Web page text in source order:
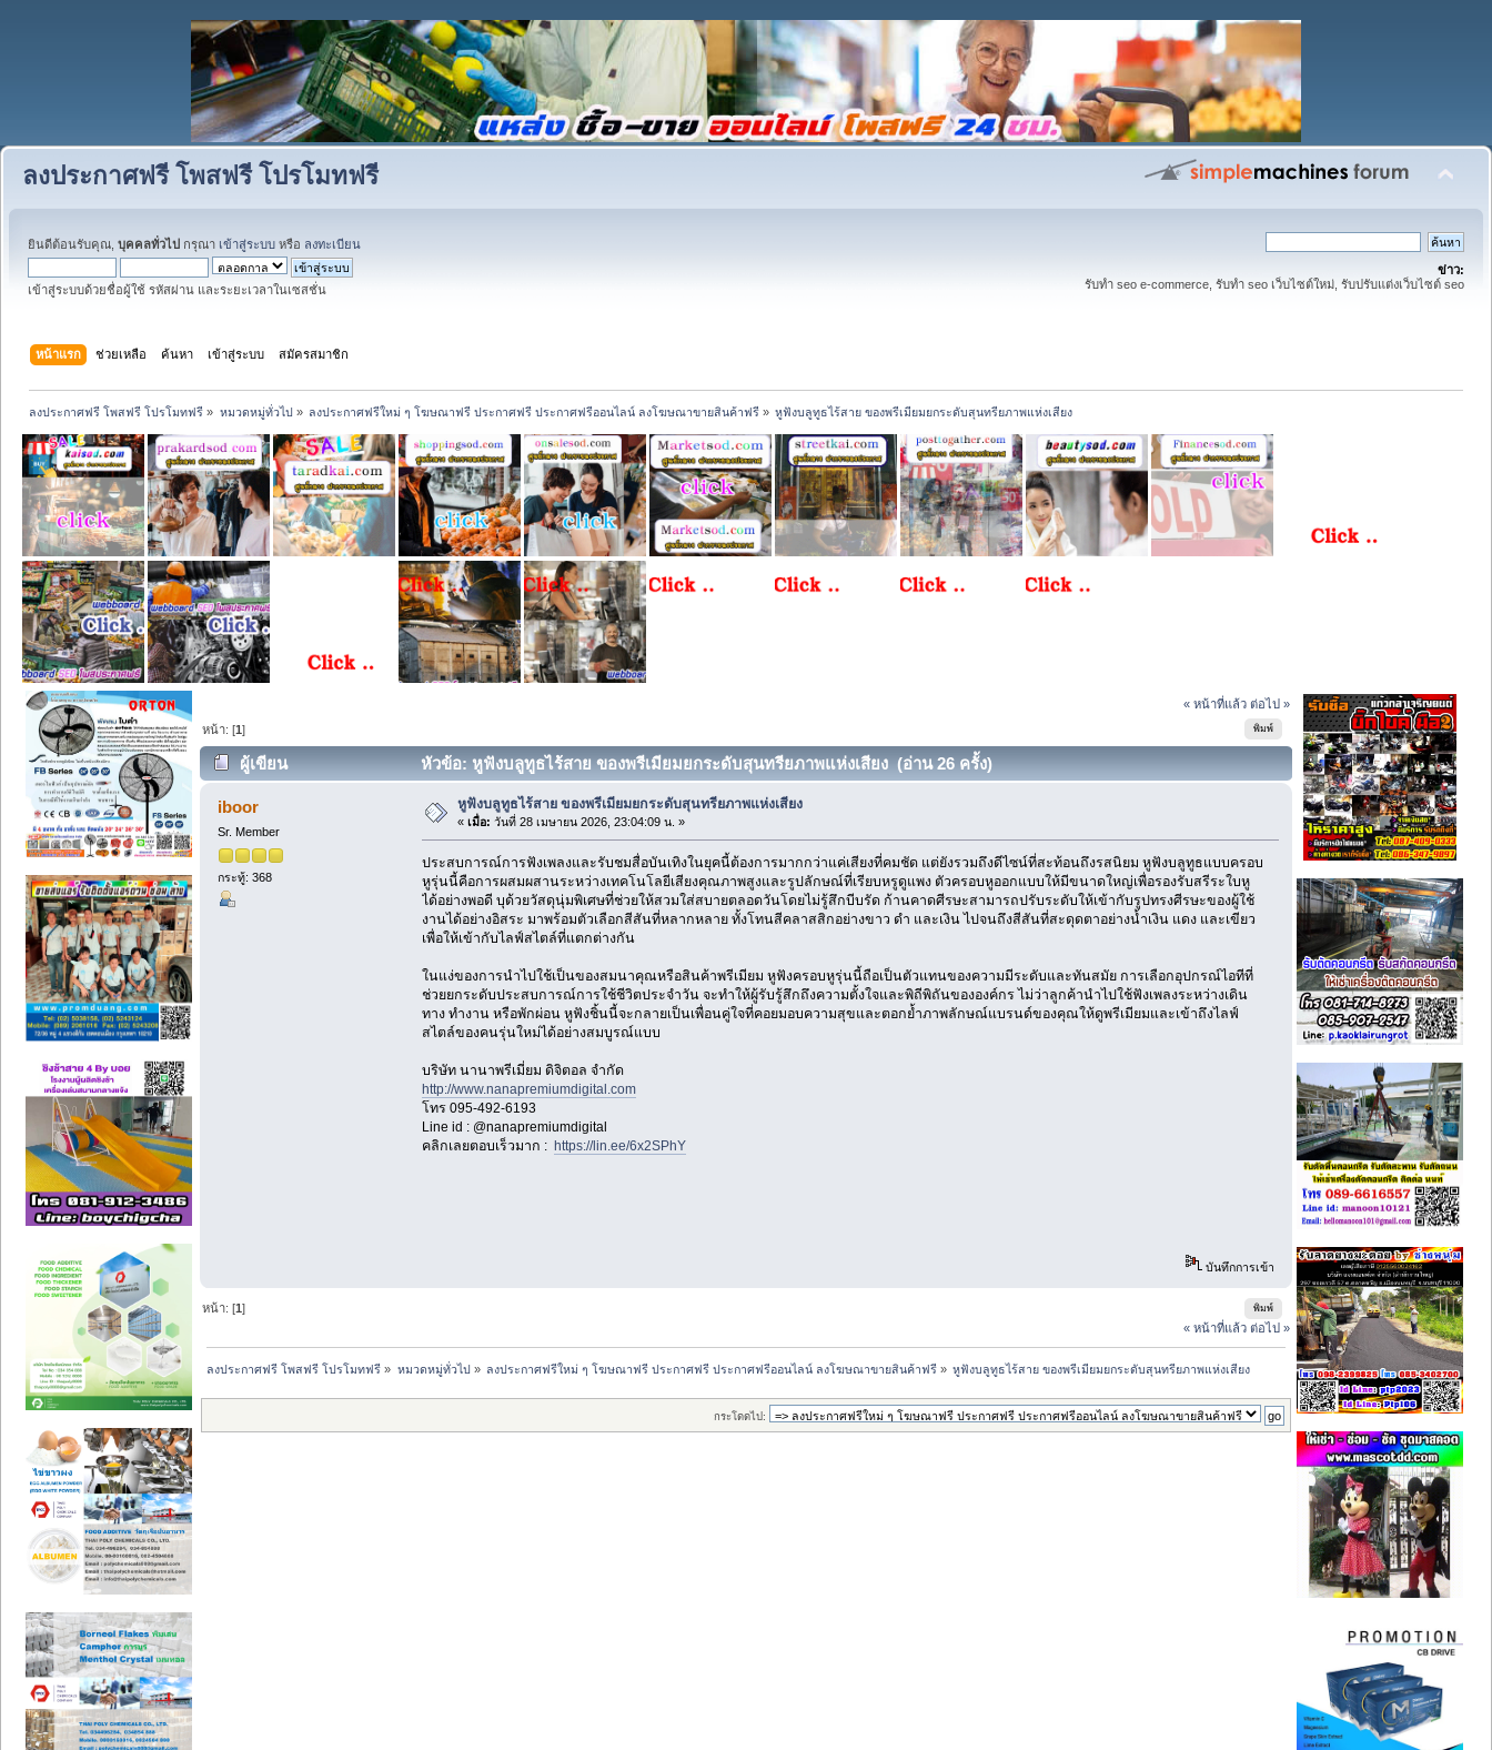
ลงประกาศฟรี โพสฟรี โปรโมทฟรี
ยินดีต้อนรับคุณ, บุคคลทั่วไป กรุณา เข้าสู่ระบบ หรือ ลงทะเบียน
เข้าสู่ระบบด้วยชื่อผู้ใช้ รหัสผ่าน และระยะเวลาในเซสชั่น
ข่าว:
รับทำ seo e-commerce, รับทำ seo เว็บไซต์ใหม่, รับปรับแต่งเว็บไซต์ seo
หน้าแรก ช่วยเหลือ ค้นหา เข้าสู่ระบบ สมัครสมาชิก
ลงประกาศฟรี โพสฟรี โปรโมทฟรี » หมวดหมู่ทั่วไป» ลงประกาศฟรีใหม่ ๆ โฆษณาฟรี ประกาศฟรี ประกาศฟรีออนไลน์ ลงโฆษณาขายสินค้าฟรี» หูฟังบลูทูธไร้สาย ของพรีเมียมยกระดับสุนทรียภาพแห่งเสียง
« หน้าที่แล้ว ต่อไป »
พิมพ์
หน้า: [1]
ผู้เขียน หัวข้อ: หูฟังบลูทูธไร้สาย ของพรีเมียมยกระดับสุนทรียภาพแห่งเสียง (อ่าน 26 ครั้ง)
iboor
Sr. Member
กระทู้: 368
หูฟังบลูทูธไร้สาย ของพรีเมียมยกระดับสุนทรียภาพแห่งเสียง
« เมื่อ: วันที่ 28 เมษายน 2026, 23:04:09 น. »
ประสบการณ์การฟังเพลงและรับชมสื่อบันเทิงในยุคนี้ต้องการมากกว่าแค่เสียงที่คมชัด แต่ยังรวมถึงดีไซน์ที่สะท้อนถึงรสนิยม หูฟังบลูทูธแบบครอบ
หูรุ่นนี้คือการผสมผสานระหว่างเทคโนโลยีเสียงคุณภาพสูงและรูปลักษณ์ที่เรียบหรูดูแพง ตัวครอบหูออกแบบให้มีขนาดใหญ่เพื่อรองรับสรีระใบหู
ได้อย่างพอดี บุด้วยวัสดุนุ่มพิเศษที่ช่วยให้สวมใส่สบายตลอดวันโดยไม่รู้สึกบีบรัด ก้านคาดศีรษะสามารถปรับระดับให้เข้ากับรูปทรงศีรษะของผู้ใช้
งานได้อย่างอิสระ มาพร้อมตัวเลือกสีสันที่หลากหลาย ทั้งโทนสีคลาสสิกอย่างขาว ดำ และเงิน ไปจนถึงสีสันที่สะดุดตาอย่างน้ำเงิน แดง และเขียว
เพื่อให้เข้ากับไลฟ์สไตล์ที่แตกต่างกัน
ในแง่ของการนำไปใช้เป็นของสมนาคุณหรือสินค้าพรีเมียม หูฟังครอบหูรุ่นนี้ถือเป็นตัวแทนของความมีระดับและทันสมัย การเลือกอุปกรณ์ไอทีที่
ช่วยยกระดับประสบการณ์การใช้ชีวิตประจำวัน จะทำให้ผู้รับรู้สึกถึงความตั้งใจและพิถีพิถันขององค์กร ไม่ว่าลูกค้านำไปใช้ฟังเพลงระหว่างเดิน
ทาง ทำงาน หรือพักผ่อน หูฟังชิ้นนี้จะกลายเป็นเพื่อนคู่ใจที่คอยมอบความสุขและตอกย้ำภาพลักษณ์แบรนด์ของคุณให้ดูพรีเมียมและเข้าถึงไลฟ์
สไตล์ของคนรุ่นใหม่ได้อย่างสมบูรณ์แบบ
บริษัท นานาพรีเมี่ยม ดิจิตอล จำกัด
http://www.nanapremiumdigital.com
โทร 095-492-6193
Line id : @nanapremiumdigital
คลิกเลยตอบเร็วมาก : https://lin.ee/6x2SPhY
บันทึกการเข้า
พิมพ์
หน้า: [1]
« หน้าที่แล้ว ต่อไป »
ลงประกาศฟรี โพสฟรี โปรโมทฟรี » หมวดหมู่ทั่วไป » ลงประกาศฟรีใหม่ ๆ โฆษณาฟรี ประกาศฟรี ประกาศฟรีออนไลน์ ลงโฆษณาขายสินค้าฟรี» หูฟังบลูทูธไร้สาย ของพรีเมียมยกระดับสุนทรียภาพแห่งเสียง
กระโดดไป: